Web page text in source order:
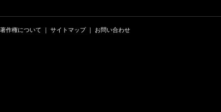
著作権について サイトマップ｜ お問い合わせ